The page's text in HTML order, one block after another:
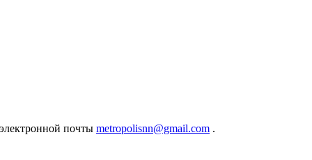
почты metropolisnn@gmail.com .